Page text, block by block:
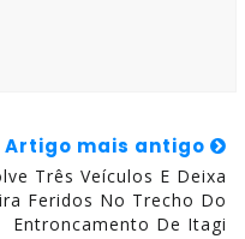
Artigo mais antigo
Três Veículos E Deixa
Feridos No Trecho Do
Entroncamento De Itagi